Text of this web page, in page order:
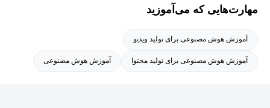
مهارت‌هایی که می‌آموزید
آموزش هوش مصنوعی برای تولید ویدیو
آموزش هوش مصنوعی برای تولید محتوا آموزش هوش مصنوعی